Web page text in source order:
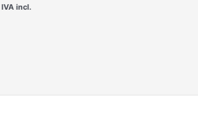
IVA incl.